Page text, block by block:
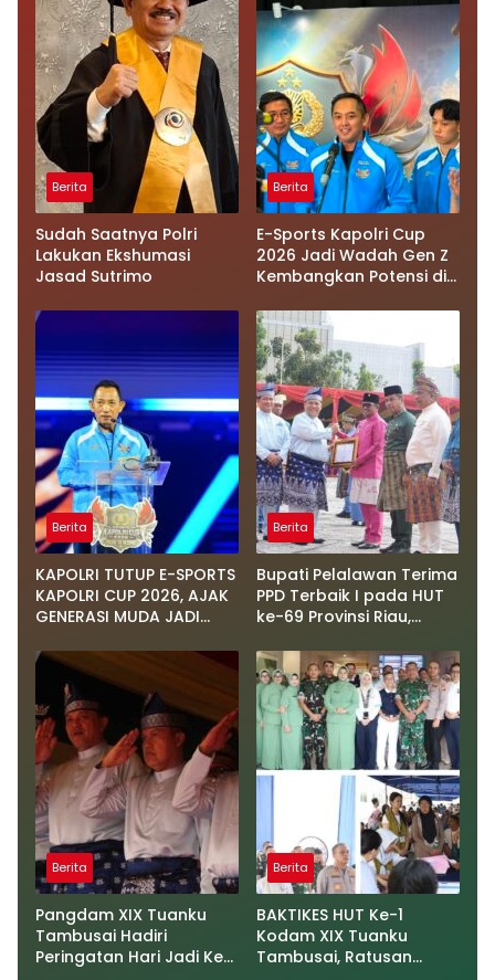
Berita
Sudah Saatnya Polri
Lakukan Ekshumasi
Jasad Sutrimo
Berita
E-Sports Kapolri Cup
2026 Jadi Wadah Gen Z
Kembangkan Potensi di
Berita
KAPOLRI TUTUP E-SPORTS
KAPOLRI CUP 2026, AJAK
GENERASI MUDA JADI
AKTIF LAPORKAN
GANGGUAN KE 110
Berita
Bupati Pelalawan Terima
PPD Terbaik I pada HUT
ke-69 Provinsi Riau,
Yatim Jadi Sorotan
Berita
Pangdam XIX Tuanku
Tambusai Hadiri
Peringatan Hari Jadi Ke-
Berita
BAKTIKES HUT Ke-1
Kodam XIX Tuanku
Tambusai, Ratusan